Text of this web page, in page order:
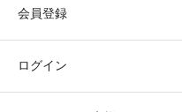
会員登録
ログイン